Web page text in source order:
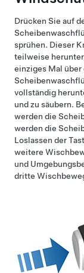
Drücken Sie auf
sprühen. Dieser
teilweise
einziges Mal
vollständig
und zu säubern.
werden die
werden die
Loslassen der
weitere
und
dritte